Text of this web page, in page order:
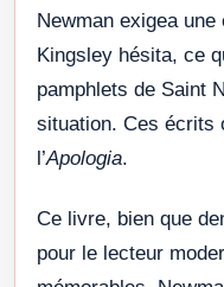
Newman exigea
Kingsley hésita, ce
pamphlets de Saint
situation. Ces écrits
l’Apologia.
Ce livre, bien que
pour le lecteur